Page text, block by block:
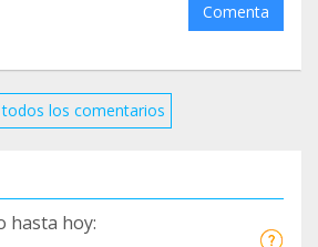
Comenta
todos los comentarios
hasta hoy: